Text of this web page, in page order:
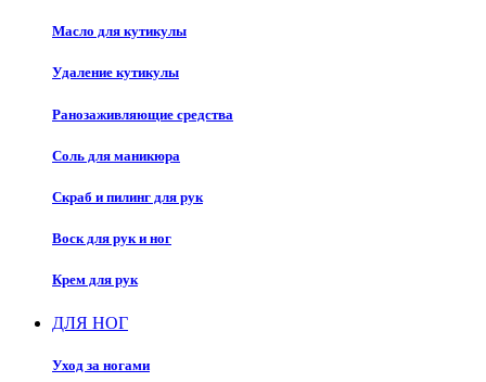
Масло для кутикулы
Удаление кутикулы
Ранозаживляющие средства
Соль для маникюра
Скраб и пилинг для рук
Воск для рук и ног
Крем для рук
ДЛЯ НОГ
Уход за ногами